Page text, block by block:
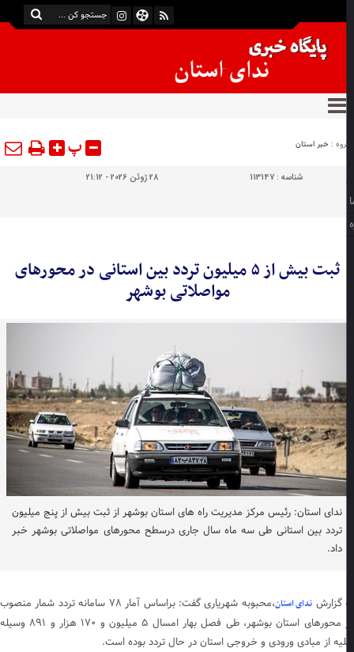
:خبر استان پ
شناسه :113147 28 ژوئن 2026 - 21:12
ثبت بیش از ۵ میلیون تردد بین استانی در محورهای
مواصلاتی بوشهر
ندای استان: رئیس مرکز مدیریت راه های استان بوشهر از ثبت بیش از پنج میلیون
تردد بین استانی طی سه ماه سال جاری درسطح محورهای مواصلاتی بوشهر خبر
داد.
گزارشندای استان
،محبوبه شهریاری گفت: براساس آمار ۷۸ سامانه تردد شمار منصوب
در محورهای استان بوشهر، طی فصل بهار امسال ۵ میلیون و ۱۷۰ هزار و ۸۹۱ وسیله
از مبادی ورودی و خروجی استان در حال تردد بوده است.